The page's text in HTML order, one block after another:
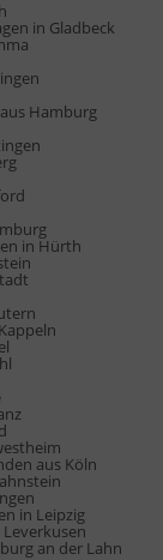
in Gladbeck
Hamburg
in Hürth
aus Köln
in Leipzig
an der Lahn